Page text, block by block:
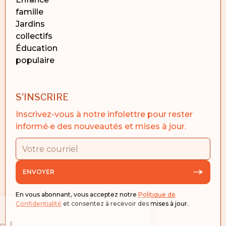
famille
jardins
collectifs
éducation
populaire
S'INSCRIRE
Inscrivez-vous à notre infolettre pour rester
informé·e des nouveautés et mises à jour.
ENVOYER
En vous abonnant, vous acceptez notre Politique de
Confidentialité et consentez à recevoir des mises à jour.